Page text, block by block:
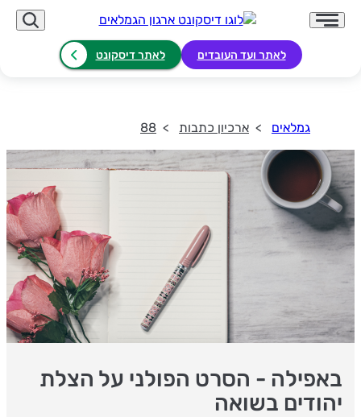
לאתר ועד העובדים לאתר דיסקונט
גמלאים ארכיון כתבות 88
באפילה - הסרט הפולני על הצלת
יהודים בשואה